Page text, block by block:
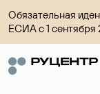
Обязательная
ЕСИА с 1 сентября